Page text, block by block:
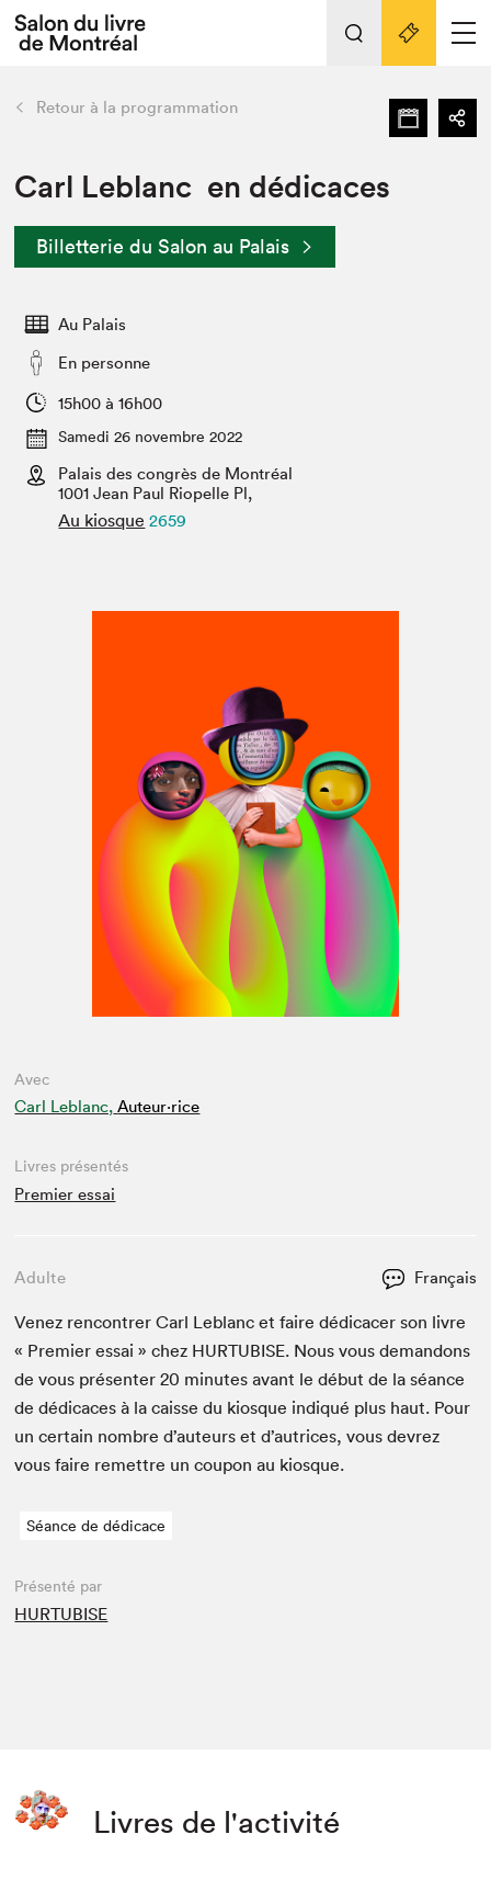
Espace exposant⋅e⋅s
Espace enseignant·e·s
Espace médias
L'événement
Préparer sa visite au Salon
Actualités
SLM PRO
retour Nos activités
Préparer sa visite
Salon dans la ville et en ligne
Projets partenaires
Liens pratiques
Retour à la programmation
Carl Leblanc en dédicaces
Billetterie du Salon au Palais
Au Palais
En personne
15h00 à 16h00
Samedi 26 novembre 2022
Palais des congrès de Montréal
1001 Jean Paul Riopelle Pl,
Au kiosque 2659
Avec
Carl Leblanc, Auteur·rice
Livres présentés
Premier essai
Adulte Français
Venez ren­con­tr­er Carl Leblanc et faire dédi­cac­er son livre
« Pre­mier essai » chez HUR­TUBISE. Nous vous deman­dons
de vous présen­ter20 min­utes avant le début de la séance
de dédi­caces à la caisse du kiosque indiqué plus haut. Pour
un cer­tain nom­bre d’auteurs et d’autrices, vous devrez
vous faire remet­tre un coupon au kiosque.
Séance de dédicace
Présenté par
HURTUBISE
Livres de l'activité